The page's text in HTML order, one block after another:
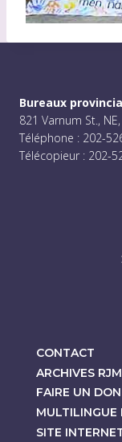
Bureaux
821 Varnum St.,
Téléphone : 202-
Télécopieur : 202-
CONTACT
ARCHIVES RJM
FAIRE UN DON
MULTILINGUE
SITE